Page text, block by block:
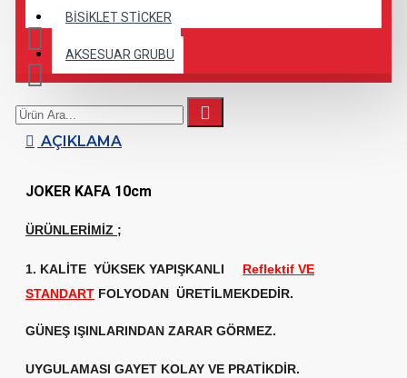
BİSİKLET STİCKER
AKSESUAR GRUBU
AÇIKLAMA
JOKER KAFA 10cm
ÜRÜNLERİMİZ ;
1. KALİTE YÜKSEK YAPIŞKANLI
Reflektif VE
STANDART FOLYODAN ÜRETİLMEKDEDİR.
GÜNEŞ IŞINLARINDAN ZARAR GÖRMEZ.
UYGULAMASI GAYET KOLAY VE PRATİKDİR.